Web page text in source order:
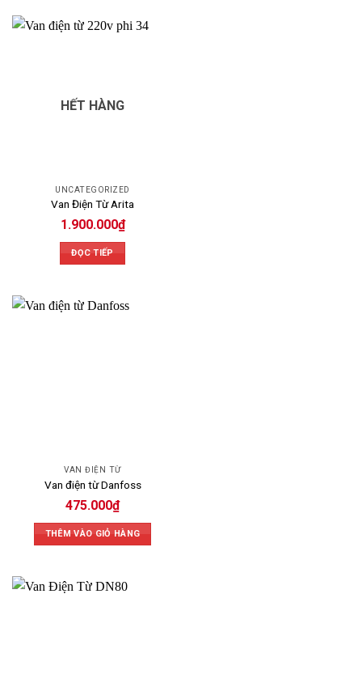
HẾT HÀNG
UNCATEGORIZED
Van Điện Từ Arita
1.900.000₫
ĐỌC TIẾP
VAN ĐIỆN TỪ
Van điện từ Danfoss
475.000₫
THÊM VÀO GIỎ HÀNG